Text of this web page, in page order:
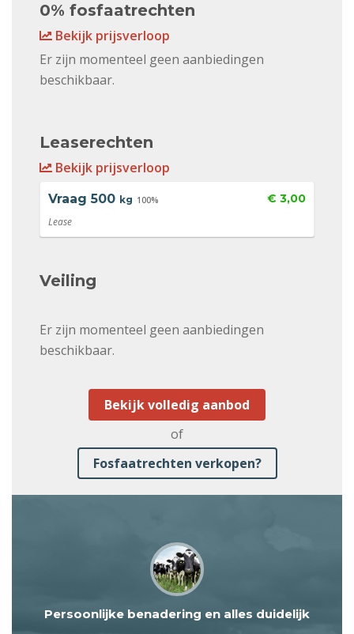
0% fosfaatrechten
Bekijk prijsverloop
Er zijn momenteel geen aanbiedingen
beschikbaar.
Leaserechten
Bekijk prijsverloop
Vraag 500 kg 100% € 3,00
Lease
Veiling
Er zijn momenteel geen aanbiedingen
beschikbaar.
Bekijk volledig aanbod
of
Fosfaatrechten verkopen?
Persoonlijke benadering en alles duidelijk